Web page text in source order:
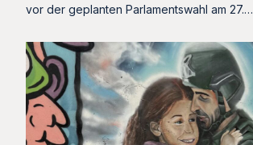
vor der geplanten Parlamentswahl am 27.…